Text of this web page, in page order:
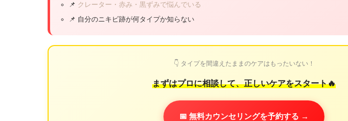
📌 クレーター・赤み・黒ずみで悩んでいる
📌 自分のニキビ跡が何タイプか知らない
👇 タイプを間違えたままのケアはもったいない！
まずはプロに相談して、正しいケアをスタート🔥
📅 無料カウンセリングを予約する →